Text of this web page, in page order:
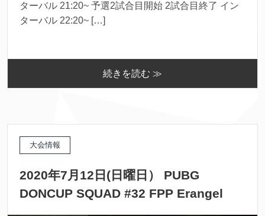
ターバル 21:20~ 予選2試合目開始 2試合目終了 イン
ターバル 22:20~ […]
続きを読む ≫
大会情報
2020年7月12日(日曜日） PUBG
DONCUP SQUAD #32 FPP Erangel